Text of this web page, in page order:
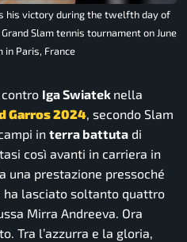
his victory during the twelfth day of
Slam tennis tournament on June
in Paris, France
Iga Swiatek nella
Garros 2024, secondo Slam
in terra battuta di
così avanti in carriera in
una prestazione pressoché
lasciato soltanto quattro
Mirra Andreeva. Ora
Tra l’azzurra e la gloria,